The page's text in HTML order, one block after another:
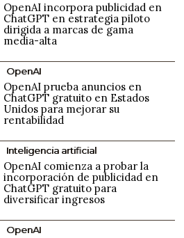
OpenAI incorpora publicidad en
ChatGPT en estrategia piloto
dirigida a marcas de gama
media-alta
OpenAI
OpenAI prueba anuncios en
ChatGPT gratuito en Estados
Unidos para mejorar su
rentabilidad
Inteligencia artificial
OpenAI comienza a probar la
incorporación de publicidad en
ChatGPT gratuito para
diversificar ingresos
OpenAI